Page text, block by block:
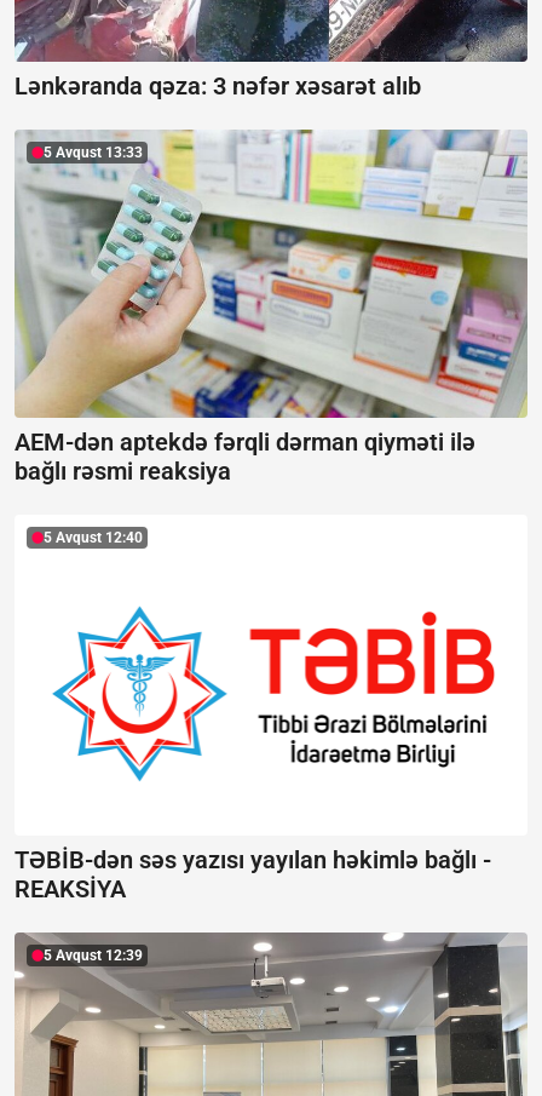
Lənkəranda qəza: 3 nəfər xəsarət alıb
5 Avqust 13:33
AEM-dən aptekdə fərqli dərman qiyməti ilə
bağlı rəsmi reaksiya
5 Avqust 12:40
TƏBİB-dən səs yazısı yayılan həkimlə bağlı -
REAKSİYA
5 Avqust 12:39